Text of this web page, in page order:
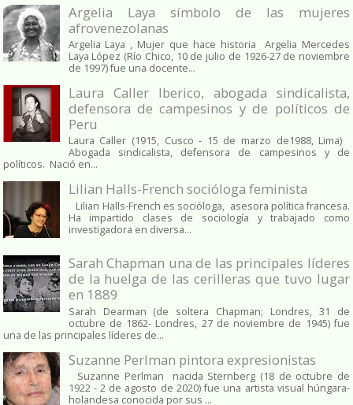
Argelia Laya símbolo de las mujeres
afrovenezolanas
Argelia Laya , Mujer que hace historia Argelia Mercedes
Laya López (Río Chico, 10 de julio de 1926-27 de noviembre
de 1997) fue una docente...
Laura Caller Iberico, abogada sindicalista,
defensora de campesinos y de políticos de
Peru
Laura Caller (1915, Cusco - 15 de marzo de1988, Lima)
Abogada sindicalista, defensora de campesinos y de
políticos. Nació en...
Lilian Halls-French socióloga feminista
Lilian Halls-French es socióloga, asesora política francesa.
Ha impartido clases de sociología y trabajado como
investigadora en diversa...
Sarah Chapman una de las principales líderes
de la huelga de las cerilleras que tuvo lugar
en 1889
Sarah Dearman (de soltera Chapman; Londres, 31 de
octubre de 1862​- Londres, 27 de noviembre de 1945)​ fue
una de las principales líderes de...
Suzanne Perlman pintora expresionistas
Suzanne Perlman nacida Sternberg (18 de octubre de
1922 - 2 de agosto de 2020) fue una artista visual húngara-
holandesa conocida por sus ...